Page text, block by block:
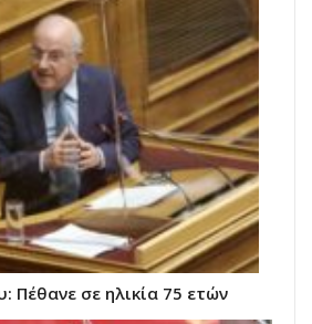
Πέθανε σε ηλικία 75 ετών